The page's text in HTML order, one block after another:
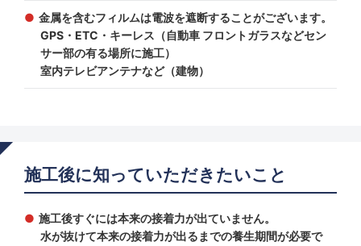
金属を含むフィルムは電波を遮断することがございます。
GPS・ETC・キーレス（自動車 フロントガラスなどセン
サー部の有る場所に施工）
室内テレビアンテナなど（建物）
施工後に知っていただきたいこと
施工後すぐには本来の接着力が出ていません。
水が抜けて本来の接着力が出るまでの養生期間が必要で